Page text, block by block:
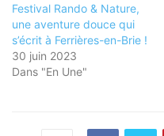
Festival Rando & Nature,
une aventure douce qui
s’écrit à Ferrières-en-Brie !
30 juin 2023
Dans "En Une"